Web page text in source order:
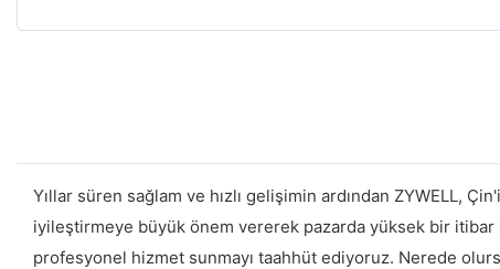
Yıllar süren sağlam ve hızlı gelişimin ardından ZYWELL,
iyileştirmeye büyük önem vererek pazarda yüksek bir itibar
profesyonel hizmet sunmayı taahhüt ediyoruz. Nerede